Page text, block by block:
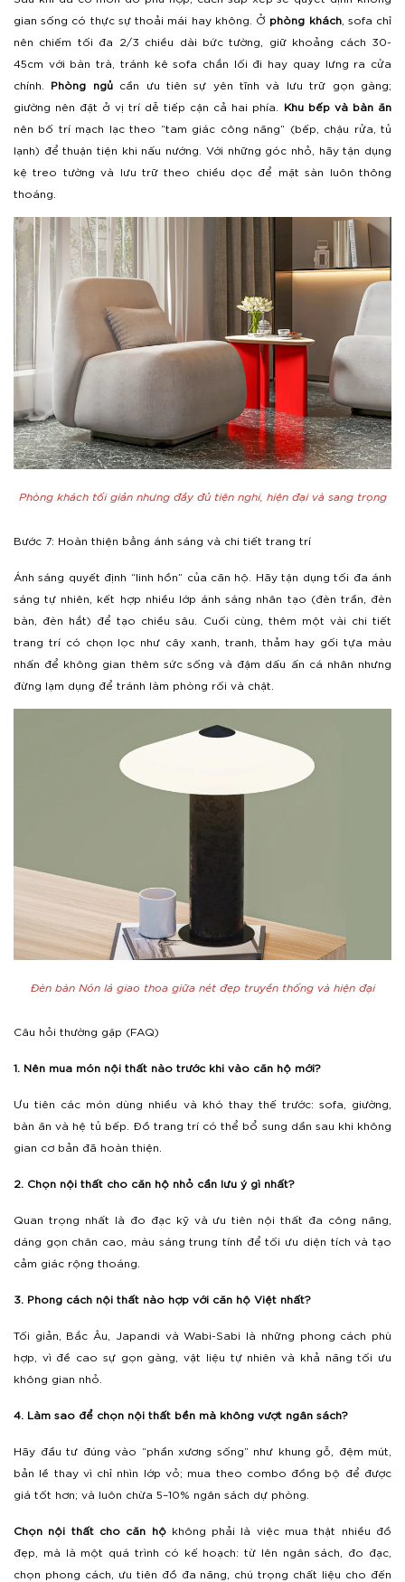
gian sống có thực sự thoải mái hay không. Ở phòng khách, sofa chỉ
nên chiếm tối đa 2/3 chiều dài bức tường, giữ khoảng cách 30-
45cm với bàn trà, tránh kê sofa chắn lối đi hay quay lưng ra cửa
chính. Phòng ngủcần ưu tiên sự yên tĩnh và lưu trữ gọn gàng;
giường nên đặt ở vị trí dễ tiếp cận cả hai phía. Khu bếp và bàn ăn
nên bố trí mạch lạc theo “tam giác công năng” (bếp, chậu rửa, tủ
lạnh) để thuận tiện khi nấu nướng. Với những góc nhỏ, hãy tận dụng
kệ treo tường và lưu trữ theo chiều dọc để mặt sàn luôn thông
thoáng.
Phòng khách tối giản nhưng đầy đủ tiện nghi, hiện đại và sang trọng
Bước 7: Hoàn thiện bằng ánh sáng và chi tiết trang trí
Ánh sáng quyết định “linh hồn” của căn hộ. Hãy tận dụng tối đa ánh
sáng tự nhiên, kết hợp nhiều lớp ánh sáng nhân tạo (đèn trần, đèn
bàn, đèn hắt) để tạo chiều sâu. Cuối cùng, thêm một vài chi tiết
trang trí có chọn lọc như cây xanh, tranh, thảm hay gối tựa màu
nhấn để không gian thêm sức sống và đậm dấu ấn cá nhân nhưng
đừng lạm dụng để tránh làm phòng rối và chật.
Đèn bàn Nón lá giao thoa giữa nét đẹp truyền thống và hiện đại
Câu hỏi thường gặp (FAQ)
1. Nên mua món nội thất nào trước khi vào căn hộ mới?
Ưu tiên các món dùng nhiều và khó thay thế trước: sofa, giường,
bàn ăn và hệ tủ bếp. Đồ trang trí có thể bổ sung dần sau khi không
gian cơ bản đã hoàn thiện.
2. Chọn nội thất cho căn hộ nhỏ cần lưu ý gì nhất?
Quan trọng nhất là đo đạc kỹ và ưu tiên nội thất đa công năng,
dáng gọn chân cao, màu sáng trung tính để tối ưu diện tích và tạo
cảm giác rộng thoáng.
3. Phong cách nội thất nào hợp với căn hộ Việt nhất?
Tối giản, Bắc Âu, Japandi và Wabi-Sabi là những phong cách phù
hợp, vì đề cao sự gọn gàng, vật liệu tự nhiên và khả năng tối ưu
không gian nhỏ.
4. Làm sao để chọn nội thất bền mà không vượt ngân sách?
Hãy đầu tư đúng vào “phần xương sống” như khung gỗ, đệm mút,
bản lề thay vì chỉ nhìn lớp vỏ; mua theo combo đồng bộ để được
giá tốt hơn; và luôn chừa 5–10% ngân sách dự phòng.
Chọn nội thất cho căn hộkhông phải là việc mua thật nhiều đồ
đẹp, mà là một quá trình có kế hoạch: từ lên ngân sách, đo đạc,
chọn phong cách, ưu tiên đồ đa năng, chú trọng chất liệu cho đến